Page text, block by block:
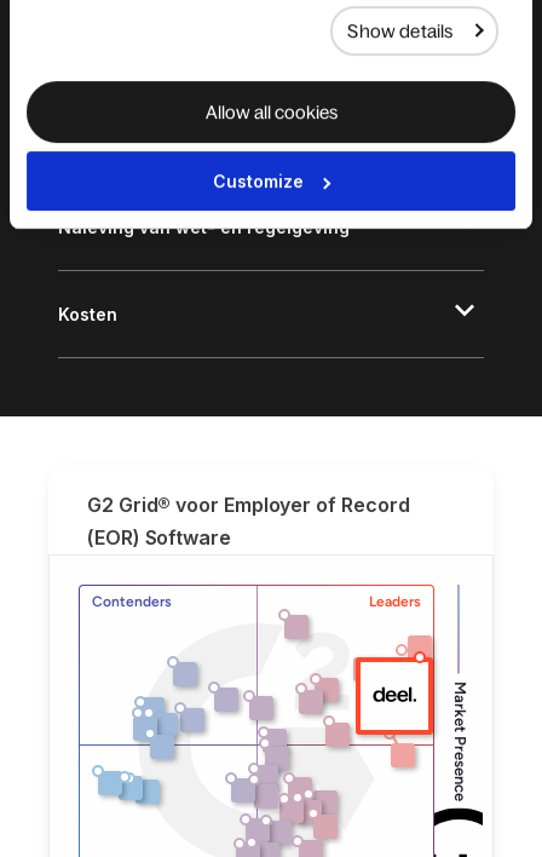
Show details
Allow all cookies
Customize
langere
oplostijden.
Maatwerk
Naleving van wet- en regelgeving
Kosten
G2 Grid® voor Employer of Record
(EOR) Software